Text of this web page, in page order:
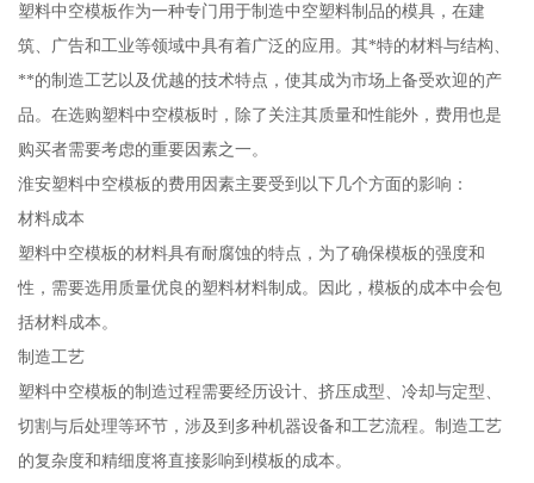
塑料中空模板作为一种专门用于制造中空塑料制品的模具，在建
筑、广告和工业等领域中具有着广泛的应用。其*特的材料与结构、
**的制造工艺以及优越的技术特点，使其成为市场上备受欢迎的产
品。在选购塑料中空模板时，除了关注其质量和性能外，费用也是
购买者需要考虑的重要因素之一。
淮安塑料中空模板的费用因素主要受到以下几个方面的影响：
材料成本
塑料中空模板的材料具有耐腐蚀的特点，为了确保模板的强度和
性，需要选用质量优良的塑料材料制成。因此，模板的成本中会包
括材料成本。
制造工艺
塑料中空模板的制造过程需要经历设计、挤压成型、冷却与定型、
切割与后处理等环节，涉及到多种机器设备和工艺流程。制造工艺
的复杂度和精细度将直接影响到模板的成本。